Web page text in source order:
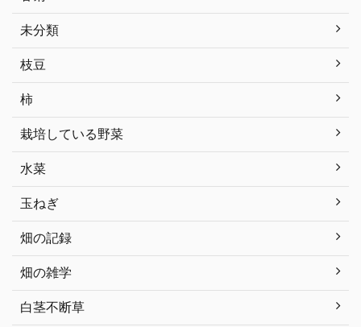
未分類
枝豆
柿
栽培している野菜
水菜
玉ねぎ
畑の記録
畑の雑学
白茎不断草